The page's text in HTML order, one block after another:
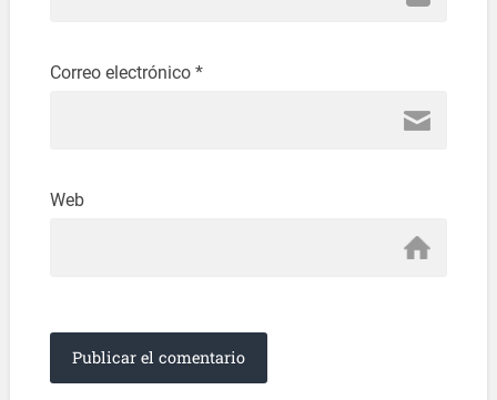
Correo electrónico *
Web